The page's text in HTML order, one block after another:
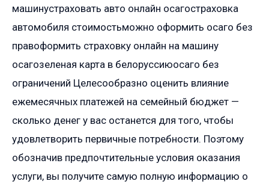
машинустраховать авто онлайн осагостраховка
автомобиля стоимостьможно оформить осаго без
правоформить страховку онлайн на машину
осагозеленая карта в белоруссиюосаго без
ограничений Целесообразно оценить влияние
ежемесячных платежей на семейный бюджет —
сколько денег у вас останется для того, чтобы
удовлетворить первичные потребности. Поэтому
обозначив предпочтительные условия оказания
услуги, вы получите самую полную информацию о